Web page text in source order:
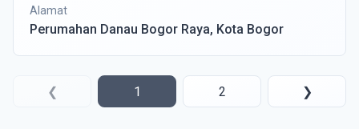
Alamat
Perumahan Danau Bogor Raya, Kota Bogor
❮ 1 2 ❯